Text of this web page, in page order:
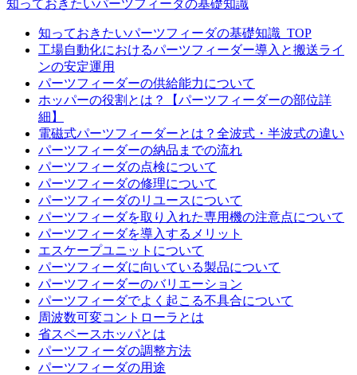
知っておきたいパーツフィーダの基礎知識
知っておきたいパーツフィーダの基礎知識_TOP
工場自動化におけるパーツフィーダー導入と搬送ライ
ンの安定運用
パーツフィーダーの供給能力について
ホッパーの役割とは？【パーツフィーダーの部位詳
細】
電磁式パーツフィーダーとは？全波式・半波式の違い
パーツフィーダーの納品までの流れ
パーツフィーダの点検について
パーツフィーダの修理について
パーツフィーダのリユースについて
パーツフィーダを取り入れた専用機の注意点について
パーツフィーダを導入するメリット
エスケープユニットについて
パーツフィーダに向いている製品について
パーツフィーダーのバリエーション
パーツフィーダでよく起こる不具合について
周波数可変コントローラとは
省スペースホッパとは
パーツフィーダの調整方法
パーツフィーダの用途